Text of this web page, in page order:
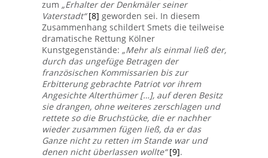
zum „Erhalter der Denkmäler seiner
Vaterstadt“ [8] geworden sei. In diesem
Zusammenhang schildert Smets die teilweise
dramatische Rettung Kölner
Kunstgegenstände: „Mehr als einmal ließ der,
durch das ungefüge Betragen der
französischen Kommissarien bis zur
Erbitterung gebrachte Patriot vor ihrem
Angesichte Alterthümer […], auf deren Besitz
sie drangen, ohne weiteres zerschlagen und
rettete so die Bruchstücke, die er nachher
wieder zusammen fügen ließ, da er das
Ganze nicht zu retten im Stande war und
denen nicht überlassen wollte“ [9].